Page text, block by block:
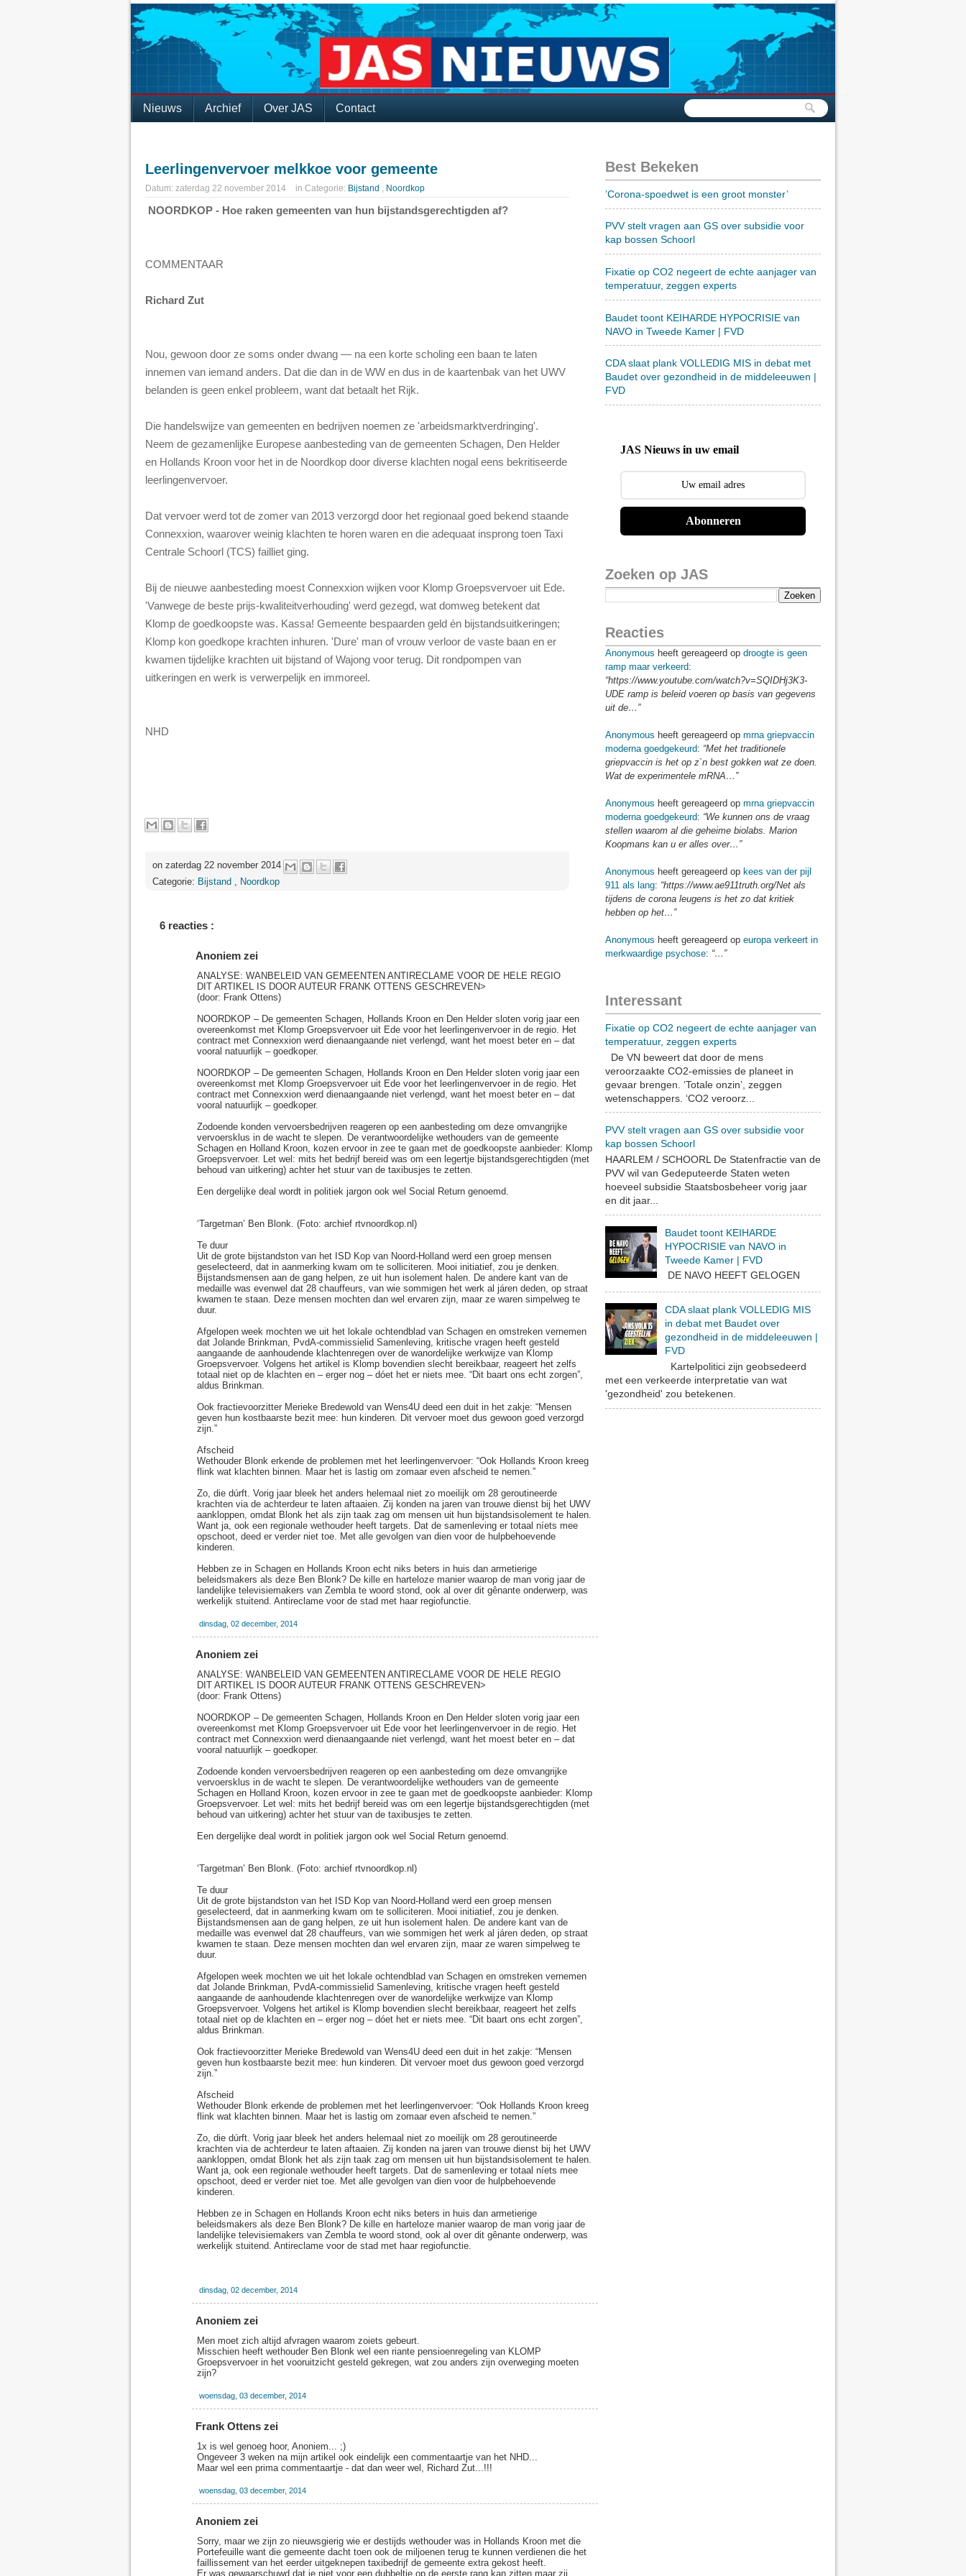
Nieuws Archief Over JAS Contact
Leerlingenvervoer melkkoe voor gemeente
Datum: zaterdag 22 november 2014 in Categorie: Bijstand , Noordkop
NOORDKOP - Hoe raken gemeenten van hun bijstandsgerechtigden af?
COMMENTAAR
Richard Zut
Nou, gewoon door ze soms onder dwang — na een korte scholing een baan te laten
innemen van iemand anders. Dat die dan in de WW en dus in de kaartenbak van het UWV
belanden is geen enkel probleem, want dat betaalt het Rijk.
Die handelswijze van gemeenten en bedrijven noemen ze 'arbeidsmarktverdringing'.
Neem de gezamenlijke Europese aanbesteding van de gemeenten Schagen, Den Helder
en Hollands Kroon voor het in de Noordkop door diverse klachten nogal eens bekritiseerde
leerlingenvervoer.
Dat vervoer werd tot de zomer van 2013 verzorgd door het regionaal goed bekend staande
Connexxion, waarover weinig klachten te horen waren en die adequaat insprong toen Taxi
Centrale Schoorl (TCS) failliet ging.
Bij de nieuwe aanbesteding moest Connexxion wijken voor Klomp Groepsvervoer uit Ede.
'Vanwege de beste prijs-kwaliteitverhouding' werd gezegd, wat domweg betekent dat
Klomp de goedkoopste was. Kassa! Gemeente bespaarden geld én bijstandsuitkeringen;
Klomp kon goedkope krachten inhuren. 'Dure' man of vrouw verloor de vaste baan en er
kwamen tijdelijke krachten uit bijstand of Wajong voor terug. Dit rondpompen van
uitkeringen en werk is verwerpelijk en immoreel.
NHD
on zaterdag 22 november 2014
Categorie: Bijstand , Noordkop
6 reacties :
Anoniem zei
ANALYSE: WANBELEID VAN GEMEENTEN ANTIRECLAME VOOR DE HELE REGIO
DIT ARTIKEL IS DOOR AUTEUR FRANK OTTENS GESCHREVEN>
(door: Frank Ottens)
NOORDKOP – De gemeenten Schagen, Hollands Kroon en Den Helder sloten vorig jaar een
overeenkomst met Klomp Groepsvervoer uit Ede voor het leerlingenvervoer in de regio. Het
contract met Connexxion werd dienaangaande niet verlengd, want het moest beter en – dat
vooral natuurlijk – goedkoper.
NOORDKOP – De gemeenten Schagen, Hollands Kroon en Den Helder sloten vorig jaar een
overeenkomst met Klomp Groepsvervoer uit Ede voor het leerlingenvervoer in de regio. Het
contract met Connexxion werd dienaangaande niet verlengd, want het moest beter en – dat
vooral natuurlijk – goedkoper.
Zodoende konden vervoersbedrijven reageren op een aanbesteding om deze omvangrijke
vervoersklus in de wacht te slepen. De verantwoordelijke wethouders van de gemeente
Schagen en Holland Kroon, kozen ervoor in zee te gaan met de goedkoopste aanbieder: Klomp
Groepsvervoer. Let wel: mits het bedrijf bereid was om een legertje bijstandsgerechtigden (met
behoud van uitkering) achter het stuur van de taxibusjes te zetten.
Een dergelijke deal wordt in politiek jargon ook wel Social Return genoemd.
‘Targetman’ Ben Blonk. (Foto: archief rtvnoordkop.nl)
Te duur
Uit de grote bijstandston van het ISD Kop van Noord-Holland werd een groep mensen
geselecteerd, dat in aanmerking kwam om te solliciteren. Mooi initiatief, zou je denken.
Bijstandsmensen aan de gang helpen, ze uit hun isolement halen. De andere kant van de
medaille was evenwel dat 28 chauffeurs, van wie sommigen het werk al járen deden, op straat
kwamen te staan. Deze mensen mochten dan wel ervaren zijn, maar ze waren simpelweg te
duur.
Afgelopen week mochten we uit het lokale ochtendblad van Schagen en omstreken vernemen
dat Jolande Brinkman, PvdA-commissielid Samenleving, kritische vragen heeft gesteld
aangaande de aanhoudende klachtenregen over de wanordelijke werkwijze van Klomp
Groepsvervoer. Volgens het artikel is Klomp bovendien slecht bereikbaar, reageert het zelfs
totaal niet op de klachten en – erger nog – dóet het er niets mee. “Dit baart ons echt zorgen”,
aldus Brinkman.
Ook fractievoorzitter Merieke Bredewold van Wens4U deed een duit in het zakje: “Mensen
geven hun kostbaarste bezit mee: hun kinderen. Dit vervoer moet dus gewoon goed verzorgd
zijn.”
Afscheid
Wethouder Blonk erkende de problemen met het leerlingenvervoer: “Ook Hollands Kroon kreeg
flink wat klachten binnen. Maar het is lastig om zomaar even afscheid te nemen.”
Zo, die dúrft. Vorig jaar bleek het anders helemaal niet zo moeilijk om 28 geroutineerde
krachten via de achterdeur te laten aftaaien. Zij konden na jaren van trouwe dienst bij het UWV
aankloppen, omdat Blonk het als zijn taak zag om mensen uit hun bijstandsisolement te halen.
Want ja, ook een regionale wethouder heeft targets. Dat de samenleving er totaal níets mee
opschoot, deed er verder niet toe. Met alle gevolgen van dien voor de hulpbehoevende
kinderen.
Hebben ze in Schagen en Hollands Kroon echt niks beters in huis dan armetierige
beleidsmakers als deze Ben Blonk? De kille en harteloze manier waarop de man vorig jaar de
landelijke televisiemakers van Zembla te woord stond, ook al over dit gênante onderwerp, was
werkelijk stuitend. Antireclame voor de stad met haar regiofunctie.
dinsdag, 02 december, 2014
Anoniem zei
ANALYSE: WANBELEID VAN GEMEENTEN ANTIRECLAME VOOR DE HELE REGIO
DIT ARTIKEL IS DOOR AUTEUR FRANK OTTENS GESCHREVEN>
(door: Frank Ottens)
NOORDKOP – De gemeenten Schagen, Hollands Kroon en Den Helder sloten vorig jaar een
overeenkomst met Klomp Groepsvervoer uit Ede voor het leerlingenvervoer in de regio. Het
contract met Connexxion werd dienaangaande niet verlengd, want het moest beter en – dat
vooral natuurlijk – goedkoper.
Zodoende konden vervoersbedrijven reageren op een aanbesteding om deze omvangrijke
vervoersklus in de wacht te slepen. De verantwoordelijke wethouders van de gemeente
Schagen en Holland Kroon, kozen ervoor in zee te gaan met de goedkoopste aanbieder: Klomp
Groepsvervoer. Let wel: mits het bedrijf bereid was om een legertje bijstandsgerechtigden (met
behoud van uitkering) achter het stuur van de taxibusjes te zetten.
Een dergelijke deal wordt in politiek jargon ook wel Social Return genoemd.
‘Targetman’ Ben Blonk. (Foto: archief rtvnoordkop.nl)
Te duur
Uit de grote bijstandston van het ISD Kop van Noord-Holland werd een groep mensen
geselecteerd, dat in aanmerking kwam om te solliciteren. Mooi initiatief, zou je denken.
Bijstandsmensen aan de gang helpen, ze uit hun isolement halen. De andere kant van de
medaille was evenwel dat 28 chauffeurs, van wie sommigen het werk al járen deden, op straat
kwamen te staan. Deze mensen mochten dan wel ervaren zijn, maar ze waren simpelweg te
duur.
Afgelopen week mochten we uit het lokale ochtendblad van Schagen en omstreken vernemen
dat Jolande Brinkman, PvdA-commissielid Samenleving, kritische vragen heeft gesteld
aangaande de aanhoudende klachtenregen over de wanordelijke werkwijze van Klomp
Groepsvervoer. Volgens het artikel is Klomp bovendien slecht bereikbaar, reageert het zelfs
totaal niet op de klachten en – erger nog – dóet het er niets mee. “Dit baart ons echt zorgen”,
aldus Brinkman.
Ook fractievoorzitter Merieke Bredewold van Wens4U deed een duit in het zakje: “Mensen
geven hun kostbaarste bezit mee: hun kinderen. Dit vervoer moet dus gewoon goed verzorgd
zijn.”
Afscheid
Wethouder Blonk erkende de problemen met het leerlingenvervoer: “Ook Hollands Kroon kreeg
flink wat klachten binnen. Maar het is lastig om zomaar even afscheid te nemen.”
Zo, die dúrft. Vorig jaar bleek het anders helemaal niet zo moeilijk om 28 geroutineerde
krachten via de achterdeur te laten aftaaien. Zij konden na jaren van trouwe dienst bij het UWV
aankloppen, omdat Blonk het als zijn taak zag om mensen uit hun bijstandsisolement te halen.
Want ja, ook een regionale wethouder heeft targets. Dat de samenleving er totaal níets mee
opschoot, deed er verder niet toe. Met alle gevolgen van dien voor de hulpbehoevende
kinderen.
Hebben ze in Schagen en Hollands Kroon echt niks beters in huis dan armetierige
beleidsmakers als deze Ben Blonk? De kille en harteloze manier waarop de man vorig jaar de
landelijke televisiemakers van Zembla te woord stond, ook al over dit gênante onderwerp, was
werkelijk stuitend. Antireclame voor de stad met haar regiofunctie.
dinsdag, 02 december, 2014
Anoniem zei
Men moet zich altijd afvragen waarom zoiets gebeurt.
Misschien heeft wethouder Ben Blonk wel een riante pensioenregeling van KLOMP
Groepsvervoer in het vooruitzicht gesteld gekregen, wat zou anders zijn overweging moeten
zijn?
woensdag, 03 december, 2014
Frank Ottens zei
1x is wel genoeg hoor, Anoniem... ;)
Ongeveer 3 weken na mijn artikel ook eindelijk een commentaartje van het NHD...
Maar wel een prima commentaartje - dat dan weer wel, Richard Zut...!!!
woensdag, 03 december, 2014
Anoniem zei
Sorry, maar we zijn zo nieuwsgierig wie er destijds wethouder was in Hollands Kroon met die
Portefeuille want die gemeente dacht toen ook de miljoenen terug te kunnen verdienen die het
faillissement van het eerder uitgeknepen taxibedrijf de gemeente extra gekost heeft.
Er was gewaarschuwd dat je niet voor een dubbeltje op de eerste rang kan zitten maar zij
Best Bekeken
’Corona-spoedwet is een groot monster’
PVV stelt vragen aan GS over subsidie voor
kap bossen Schoorl
Fixatie op CO2 negeert de echte aanjager van
temperatuur, zeggen experts
Baudet toont KEIHARDE HYPOCRISIE van
NAVO in Tweede Kamer | FVD
CDA slaat plank VOLLEDIG MIS in debat met
Baudet over gezondheid in de middeleeuwen |
FVD
JAS Nieuws in uw email
Abonneren
Zoeken op JAS
Reacties
Anonymous heeft gereageerd op droogte is geen
ramp maar verkeerd:
“https://www.youtube.com/watch?v=SQIDHj3K3-
UDE ramp is beleid voeren op basis van gegevens
uit de…”
Anonymous heeft gereageerd op mrna griepvaccin
moderna goedgekeurd: “Met het traditionele
griepvaccin is het op z`n best gokken wat ze doen.
Wat de experimentele mRNA…”
Anonymous heeft gereageerd op mrna griepvaccin
moderna goedgekeurd: “We kunnen ons de vraag
stellen waarom al die geheime biolabs. Marion
Koopmans kan u er alles over…”
Anonymous heeft gereageerd op kees van der pijl
911 als lang: “https://www.ae911truth.org/Net als
tijdens de corona leugens is het zo dat kritiek
hebben op het…”
Anonymous heeft gereageerd op europa verkeert in
merkwaardige psychose: “…”
Interessant
Fixatie op CO2 negeert de echte aanjager van
temperatuur, zeggen experts
De VN beweert dat door de mens
veroorzaakte CO2-emissies de planeet in
gevaar brengen. ‘Totale onzin’, zeggen
wetenschappers. ‘CO2 veroorz...
PVV stelt vragen aan GS over subsidie voor
kap bossen Schoorl
HAARLEM / SCHOORL De Statenfractie van de
PVV wil van Gedeputeerde Staten weten
hoeveel subsidie Staatsbosbeheer vorig jaar
en dit jaar...
Baudet toont KEIHARDE
HYPOCRISIE van NAVO in
Tweede Kamer | FVD
DE NAVO HEEFT GELOGEN
CDA slaat plank VOLLEDIG MIS
in debat met Baudet over
gezondheid in de middeleeuwen |
FVD
Kartelpolitici zijn geobsedeerd
met een verkeerde interpretatie van wat
'gezondheid' zou betekenen.